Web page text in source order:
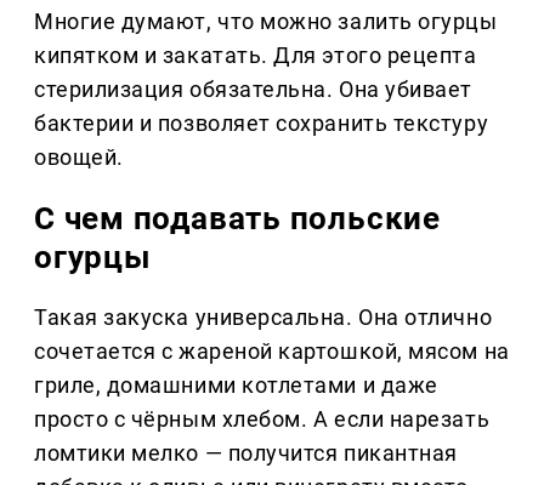
Многие думают, что можно залить огурцы
кипятком и закатать. Для этого рецепта
стерилизация обязательна. Она убивает
бактерии и позволяет сохранить текстуру
овощей.
С чем подавать польские
огурцы
Такая закуска универсальна. Она отлично
сочетается с жареной картошкой, мясом на
гриле, домашними котлетами и даже
просто с чёрным хлебом. А если нарезать
ломтики мелко — получится пикантная